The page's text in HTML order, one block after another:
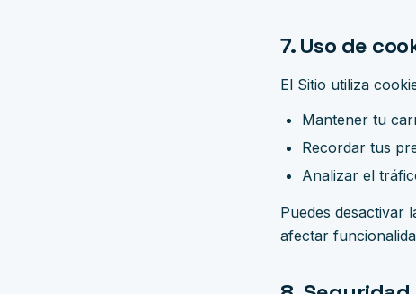
7. Uso de
El Sitio utiliza
Mantener tu
Recordar tus
Analizar el
Puedes desactivar
afectar